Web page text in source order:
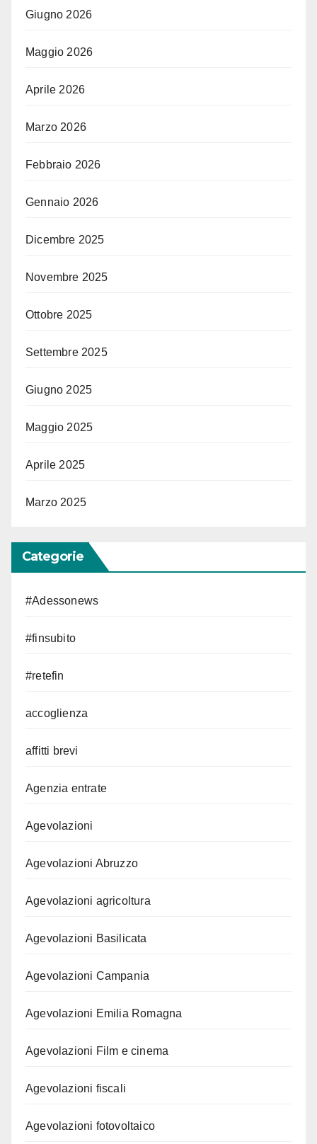
Giugno 2026
Maggio 2026
Aprile 2026
Marzo 2026
Febbraio 2026
Gennaio 2026
Dicembre 2025
Novembre 2025
Ottobre 2025
Settembre 2025
Giugno 2025
Maggio 2025
Aprile 2025
Marzo 2025
Categorie
#Adessonews
#finsubito
#retefin
accoglienza
affitti brevi
Agenzia entrate
Agevolazioni
Agevolazioni Abruzzo
Agevolazioni agricoltura
Agevolazioni Basilicata
Agevolazioni Campania
Agevolazioni Emilia Romagna
Agevolazioni Film e cinema
Agevolazioni fiscali
Agevolazioni fotovoltaico